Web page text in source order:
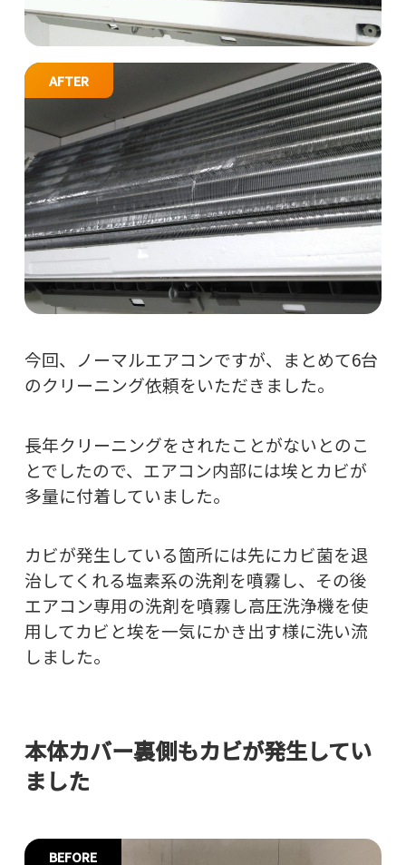
AFTER
今回、ノーマルエアコンですが、まとめて6台
のクリーニング依頼をいただきました。
長年クリーニングをされたことがないとのこ
とでしたので、エアコン内部には埃とカビが
多量に付着していました。
カビが発生している箇所には先にカビ菌を退
治してくれる塩素系の洗剤を噴霧し、その後
エアコン専用の洗剤を噴霧し高圧洗浄機を使
用してカビと埃を一気にかき出す様に洗い流
しました。
本体カバー裏側もカビが発生してい
ました
BEFORE